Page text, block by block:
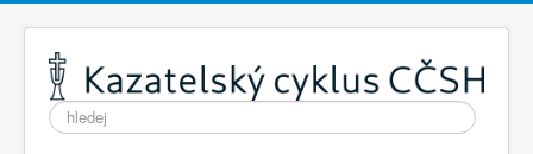
Vyhledávání...